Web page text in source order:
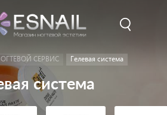
СЕРВИС Гелевая система
система